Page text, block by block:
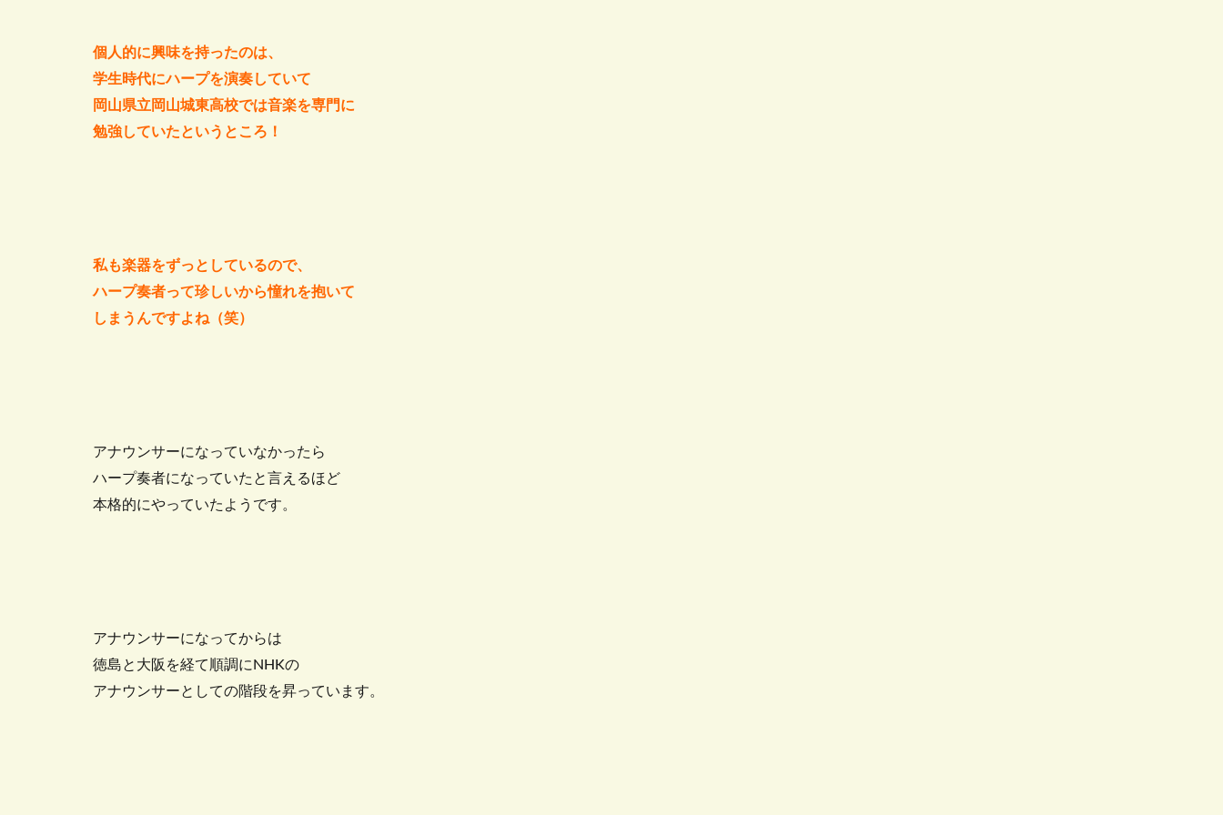
個人的に興味を持ったのは、
学生時代にハープを演奏していて
岡山県立岡山城東高校では音楽を専門に
勉強していたというところ！
私も楽器をずっとしているので、
ハープ奏者って珍しいから憧れを抱いて
しまうんですよね（笑）
アナウンサーになっていなかったら
ハープ奏者になっていたと言えるほど
本格的にやっていたようです。
アナウンサーになってからは
徳島と大阪を経て順調にNHKの
アナウンサーとしての階段を昇っています。